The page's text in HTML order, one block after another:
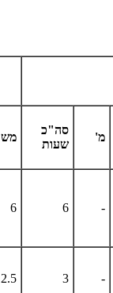
מ'
סה"כ
שעות
-
6
6
-
3
2.5